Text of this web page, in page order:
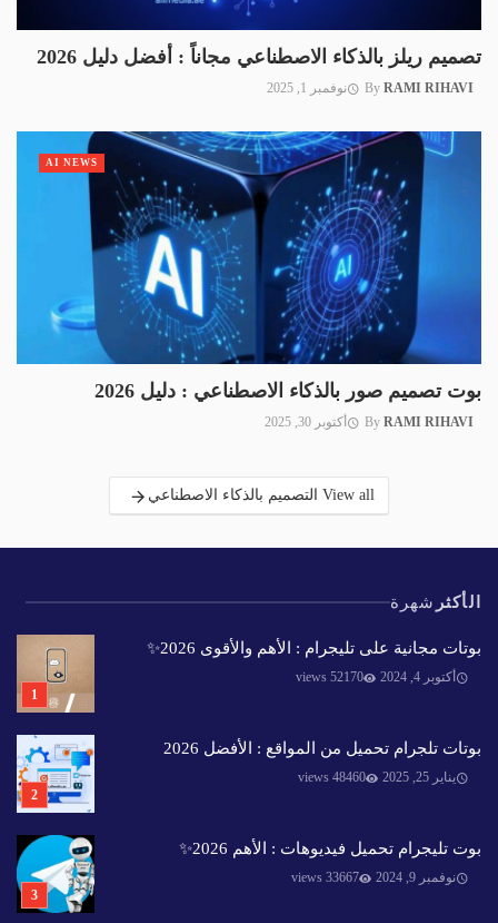
تصميم ريلز بالذكاء الاصطناعي مجاناً : أفضل دليل 2026
By RAMI RIHAVI نوفمبر 1, 2025
بوت تصميم صور بالذكاء الاصطناعي : دليل 2026
By RAMI RIHAVI أكتوبر 30, 2025
AI NEWS
View all التصميم بالذكاء الاصطناعي
الأكثر شهرة
بوتات مجانية على تليجرام : الأهم والأقوى 2026✨️
أكتوبر 4, 2024 52170 views
بوتات تلجرام تحميل من المواقع : الأفضل 2026
يناير 25, 2025 48460 views
بوت تليجرام تحميل فيديوهات : الأهم 2026✨️
نوفمبر 9, 2024 33667 views